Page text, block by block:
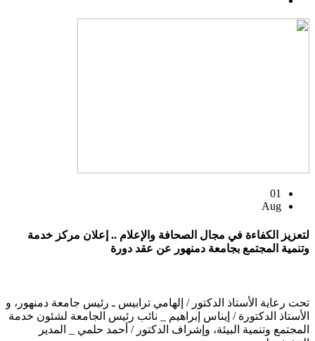
01
Aug
لتعزيز الكفاءة في مجال الصحافة والإعلام .. إعلان مركز خدمة
وتنمية المجتمع بجامعة دمنهور عن عقد دورة
تحت رعاية الأستاذ الدكتور / إلهامي ترابيس ـ رئيس جامعة دمنهور، و
الأستاذ الدكتورة / إيناس إبراهيم _ نائب رئيس الجامعة لشئون خدمة
المجتمع وتنمية البيئة، وإشراف الدكتور / أحمد حلمي _ المدير